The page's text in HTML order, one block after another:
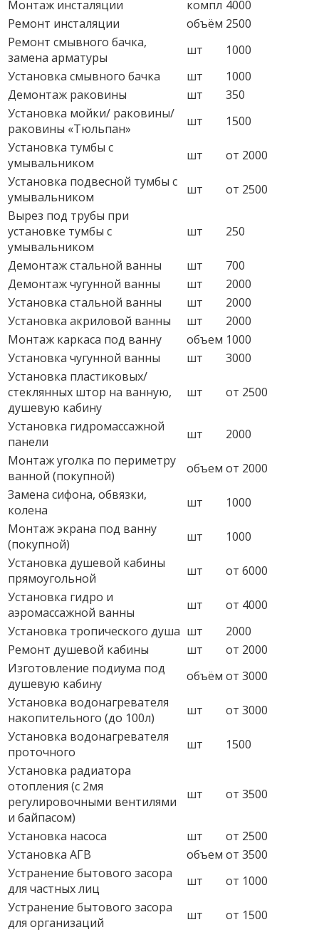
Монтаж инсталяции компл 4000
Ремонт инсталяции
объём 2500
Ремонт смывного бачка,
замена арматуры
шт
1000
Установка смывного бачка
шт
1000
Демонтаж раковины
шт
350
Установка мойки/ раковины/
раковины «Тюльпан»
шт
1500
Установка тумбы с
умывальником
шт
от 2000
Установка подвесной тумбы с
умывальником
шт
от 2500
Вырез под трубы при
установке тумбы с
умывальником
шт 250
Демонтаж стальной ванны шт
700
Демонтаж чугунной ванны
шт
2000
Установка стальной ванны
шт
2000
Установка акриловой ванны
шт
2000
Монтаж каркаса под ванну
объем 1000
Установка чугунной ванны
шт
3000
Установка пластиковых/
стеклянных штор на ванную,
душевую кабину
шт от 2500
Установка гидромассажной
панели
шт
2000
Монтаж уголка по периметру
ванной (покупной)
объем от 2000
Замена сифона, обвязки,
колена
шт
1000
Монтаж экрана под ванну
(покупной)
шт
1000
Установка душевой кабины
прямоугольной
шт
от 6000
Установка гидро и
аэромассажной ванны
шт
от 4000
Установка тропического душа шт
2000
Ремонт душевой кабины
шт
от 2000
Изготовление подиума под
душевую кабину
объём от 3000
Установка водонагревателя
накопительного (до 100л)
шт
от 3000
Установка водонагревателя
проточного
шт
1500
Установка радиатора
отопления (с 2мя
регулировочными вентилями
и байпасом)
шт от 3500
Установка насоса шт
от 2500
Установка АГВ
объем от 3500
Устранение бытового засора
для частных лиц
шт
от 1000
Устранение бытового засора
для организаций
шт
от 1500